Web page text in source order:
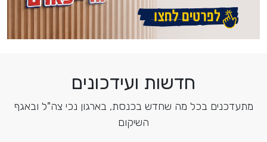
חדשות ועידכונים
מתעדכנים בכל מה שחדש בכנסת, בארגון נכי צה"ל ובאגף
השיקום